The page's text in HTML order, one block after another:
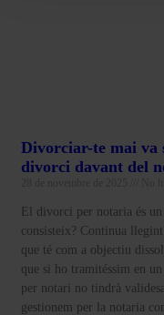
Divorciar-te mai va
divorci davant del
El divorci per notaria és
consisteix? Continua
que té com a objectiu
que si ho tramitéssim en
per notari no tindrà
gestionem per la notaria